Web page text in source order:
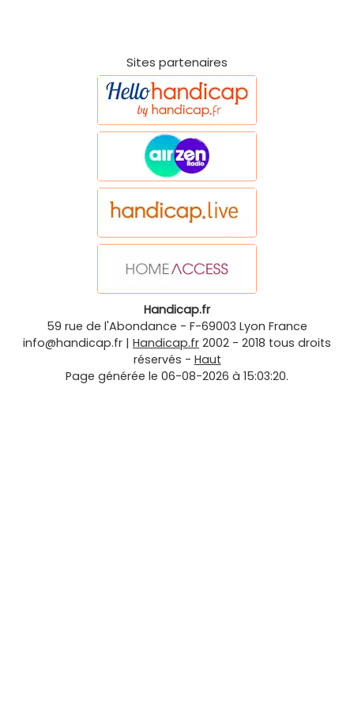
Sites partenaires
Handicap.fr
59 rue de l'Abondance - F-69003 Lyon France
info@handicap.fr | Handicap.fr 2002 - 2018 tous droits
réservés - Haut
Page générée le 06-08-2026 à 15:03:20.